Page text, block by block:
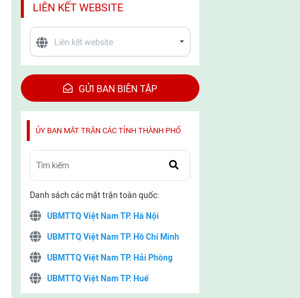
LIÊN KẾT WEBSITE
GỬI BAN BIÊN TẬP
ỦY BAN MẶT TRẬN CÁC TỈNH THÀNH PHỐ
Danh sách các mặt trận toàn quốc:
UBMTTQ Việt Nam TP. Hà Nội
UBMTTQ Việt Nam TP. Hồ Chí Minh
UBMTTQ Việt Nam TP. Hải Phòng
UBMTTQ Việt Nam TP. Huế